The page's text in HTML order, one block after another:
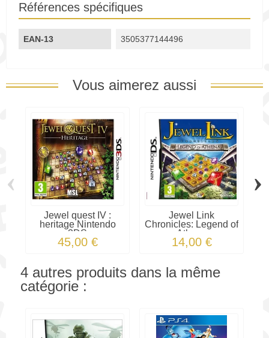
Références spécifiques
EAN-13 3505377144496
Vous aimerez aussi
Jewel quest IV :
heritage Nintendo
3DS
45,00 €
Jewel Link
Chronicles: Legend of
Athena
14,00 €
‹ ›
4 autres produits dans la même
catégorie :